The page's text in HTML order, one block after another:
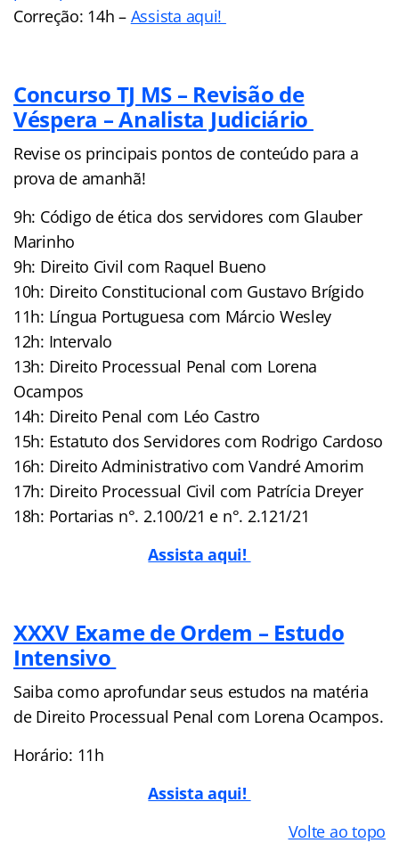
Correção: 14h – Assista aqui!
Concurso TJ MS – Revisão de
Véspera – Analista Judiciário
Revise os principais pontos de conteúdo para a
prova de amanhã!
9h: Código de ética dos servidores com Glauber
Marinho
9h: Direito Civil com Raquel Bueno
10h: Direito Constitucional com Gustavo Brígido
11h: Língua Portuguesa com Márcio Wesley
12h: Intervalo
13h: Direito Processual Penal com Lorena
Ocampos
14h: Direito Penal com Léo Castro
15h: Estatuto dos Servidores com Rodrigo Cardoso
16h: Direito Administrativo com Vandré Amorim
17h: Direito Processual Civil com Patrícia Dreyer
18h: Portarias n°. 2.100/21 e n°. 2.121/21
Assista aqui!
XXXV Exame de Ordem – Estudo
Intensivo
Saiba como aprofundar seus estudos na matéria
de Direito Processual Penal com Lorena Ocampos.
Horário: 11h
Assista aqui!
Volte ao topo